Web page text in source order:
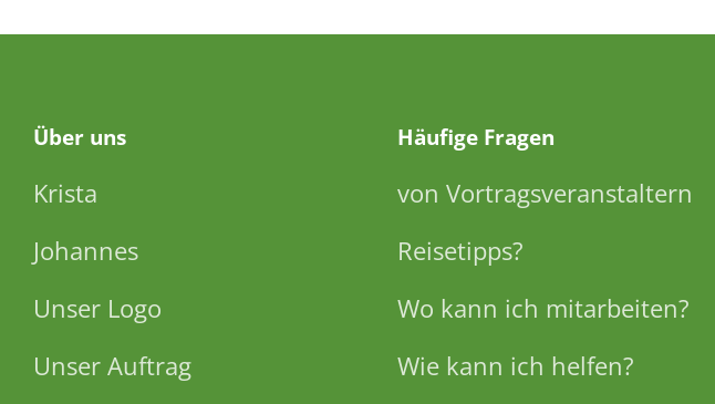
Über uns
Krista
Johannes
Unser Logo
Unser Auftrag
Häufige Fragen
von Vortragsveranstaltern
Reisetipps?
Wo kann ich mitarbeiten?
Wie kann ich helfen?